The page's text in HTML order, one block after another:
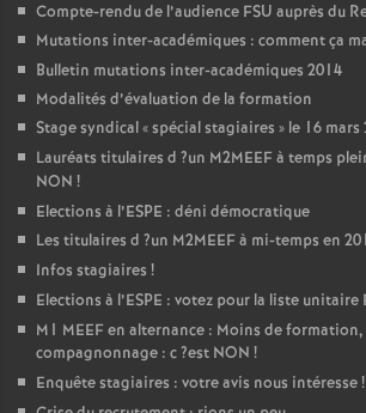
Compte-rendu de l’audience FSU auprès du
Mutations inter-académiques : comment ça
Bulletin mutations inter-académiques 2014
Modalités d’évaluation de la formation
Stage syndical «spécial stagiaires » le 16 mars
Lauréats titulaires d ?un M2MEEFà temps
NON !
Elections à l’ESPE : déni démocratique
Les titulaires d ?un M2MEEFà mi-temps en
Infos stagiaires !
Elections à l’ESPE : votez pour la liste unitaire
M1 MEEFen alternance : Moins de formation,
compagnonnage : c?est NON !
Enquête stagiaires : votre avis nous intéresse!